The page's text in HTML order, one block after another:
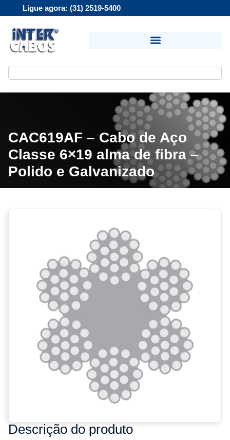
Ligue agora: (31) 2519-5400
CAC619AF – Cabo de Aço
Classe 6×19 alma de fibra –
Polido e Galvanizado
Descrição do produto